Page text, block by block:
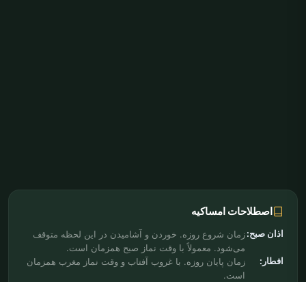
اصطلاحات امساکیه
اذان صبح:زمان شروع روزه. خوردن و آشامیدن در این لحظه متوقف
می‌شود. معمولاً با وقت نماز صبح همزمان است.
افطار:
زمان پایان روزه. با غروب آفتاب و وقت نماز مغرب همزمان
است.